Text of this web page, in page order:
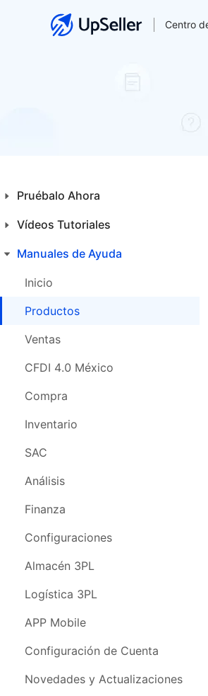
Centro
Pruébalo Ahora
Guía para Principiantes
Primeros Pasos
Funcionalidades Especiales
Vídeos Tutoriales
Inicio
Productos
Ventas
CFDI 4.0 México
Compras
Inventario
SAC
Análisis
Finanza
Configuraciones
Almacén 3PL
Logística 3PL
APP Movil
Webinars
FAQs & Problemas Frecuentes
Manuales de Ayuda
Inicio
Productos
Ventas
CFDI 4.0 México
Compra
Inventario
SAC
Análisis
Finanza
Configuraciones
Almacén 3PL
Logística 3PL
APP Mobile
Configuración de Cuenta
Novedades y Actualizaciones